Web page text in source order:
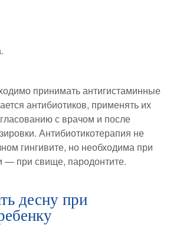
принимать антигистаминные
антибиотиков, применять их
с врачом и после
Антибиотикотерапия не
гингивите, но необходима при
— при свище, пародонтите.
десну при